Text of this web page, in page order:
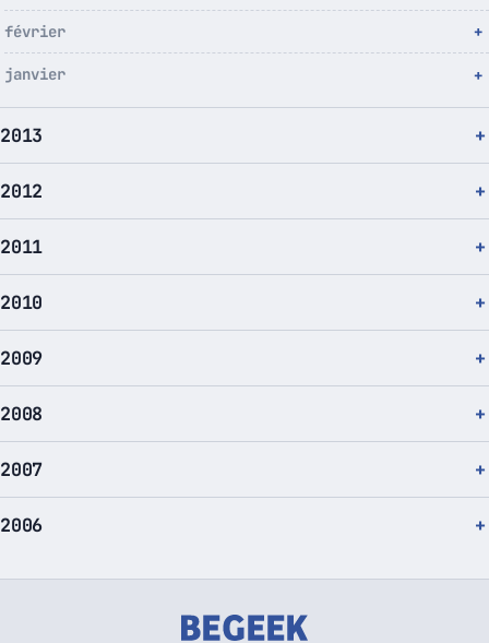
février
janvier
2013
2012
2011
2010
2009
2008
2007
2006